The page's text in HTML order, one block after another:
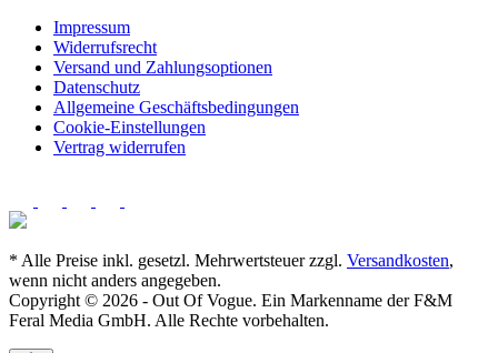
Impressum
Widerrufsrecht
Versand und Zahlungsoptionen
Datenschutz
Allgemeine Geschäftsbedingungen
Cookie-Einstellungen
Vertrag widerrufen
* Alle Preise inkl. gesetzl. Mehrwertsteuer zzgl. Versandkosten,
wenn nicht anders angegeben.
Copyright © 2026 - Out Of Vogue. Ein Markenname der F&M
Feral Media GmbH. Alle Rechte vorbehalten.